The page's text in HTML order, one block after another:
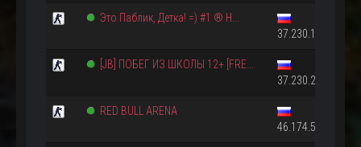
Это Паблик, Детка! =) #1 ® Н...
[JB] ПОБЕГ ИЗ ШКОЛЫ 12+ [FRE...
RED BULL ARENA